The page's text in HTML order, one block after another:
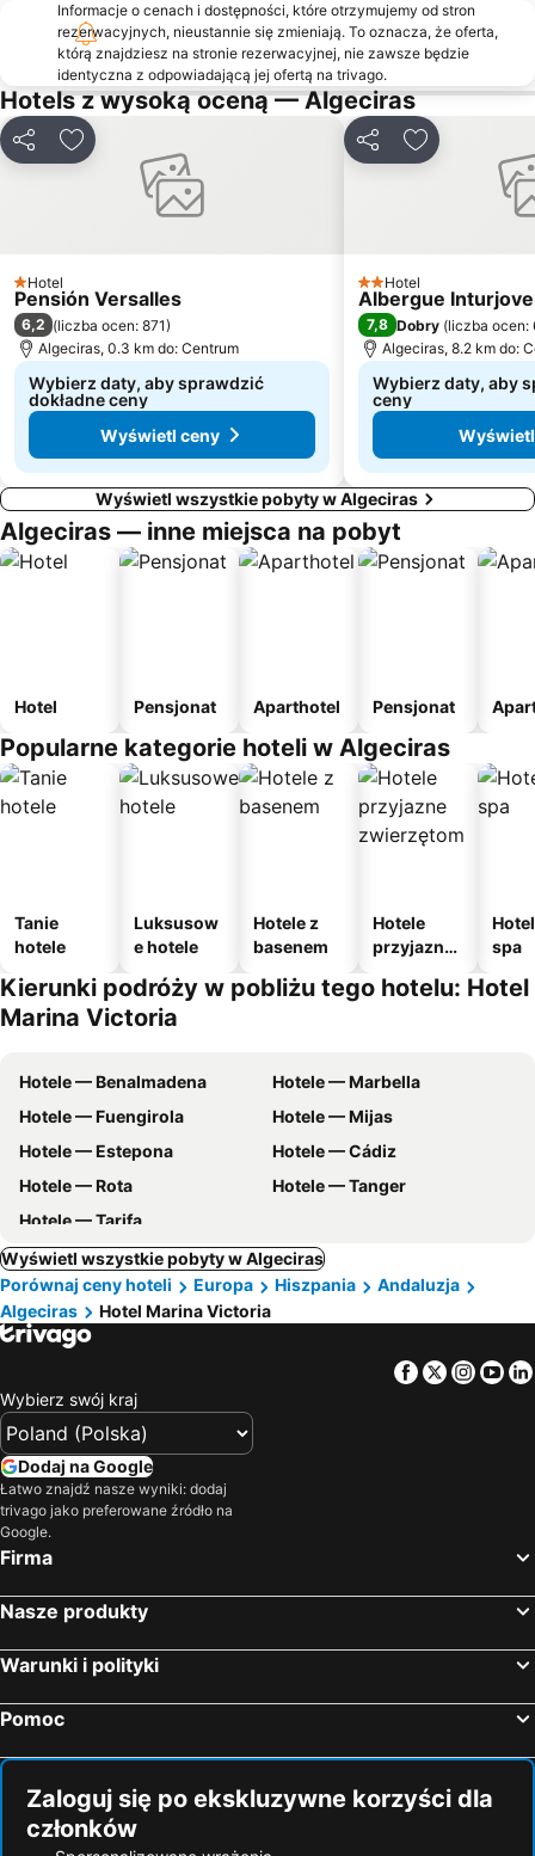
Informacje o cenach i dostępności, które otrzymujemy od stron
rezerwacyjnych, nieustannie się zmieniają. To oznacza, że oferta,
którą znajdziesz na stronie rezerwacyjnej, nie zawsze będzie
identyczna z odpowiadającą jej ofertą na trivago.
Hotels z wysoką oceną — Algeciras
UdostępnijDodaj do ulubionych
1 Kategoria
Hotel
Pensión Versalles
6,2 (liczba ocen: 871)
Algeciras, 0.3 km do: Centrum
Wybierz daty, aby sprawdzić
dokładne ceny
Wyświetl ceny
UdostępnijDodaj do
2 Kategoria
Hotel
Albergue
7,8 Dobry (liczba ocen:
Algeciras, 8.2 km do:
Wybierz daty, aby
ceny
Wyświetl wszystkie pobyty w Algeciras
Algeciras — inne miejsca na pobyt
Hotel Pensjonat Aparthotel Pensjonat
Popularne kategorie hoteli w Algeciras
Tanie
hotele
Luksusow
e hotele
Hotele z
basenem
Hotele
przyjazne
m
spa
Kierunki podróży w pobliżu tego hotelu: Hotel
Marina Victoria
Hotele — Benalmadena
Hotele — Marbella
Hotele — Fuengirola
Hotele — Mijas
Hotele — Estepona
Hotele — Cádiz
Hotele — Rota
Hotele — Tanger
Hotele — Tarifa
Wyświetl wszystkie pobyty w Algeciras
Porównaj ceny hoteli
Europa Hiszpania
Andaluzja
Algeciras
Hotel Marina Victoria
Facebook
Twitter
Wybierz swój kraj
Dodaj na Google
Łatwo znajdź nasze wyniki: dodaj
trivago jako preferowane źródło na
Google.
Firma
Nasze produkty
Warunki i polityki
Pomoc
Zaloguj się po ekskluzywne korzyści dla
członków